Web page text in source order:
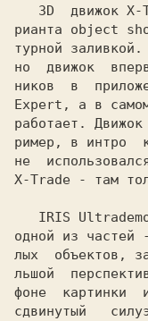
3D  движок
рианта object
турной
но  движок
ников  в
Expert, а в
работает.
ример, в интро
не
X-Trade - там
IRIS
одной из
лых  объектов,
льшой
фоне  картинки
сдвинутый